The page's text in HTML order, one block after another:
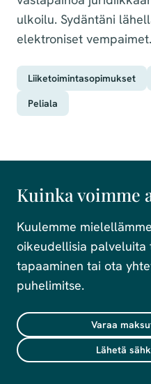
ulkoilu. Sydäntäni
elektroniset vempaimet.
Liiketoimintasopimukset
Peliala
Kuinka voimme
Kuulemme
oikeudellisia palveluita
tapaaminen tai ota
puhelimitse.
Varaa
Lähetä